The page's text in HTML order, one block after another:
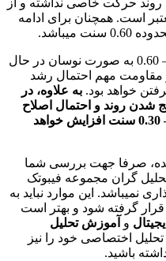
خاصی نداشته و از
برای ادامه
های قیمتی 0.48 – 0.60 به صورت نوسان در حال
احتمال رشد
بود.به علاوه، در
و احتمال اصلاح
پایین‌تر 0.40 – 0.38 – 0.30 سنت افزایش خواهد
جهت بررسی شما
مجموعه فیبوتک
این موارد نباید به
شود و بهتر است
تحلیل
خود را نیز